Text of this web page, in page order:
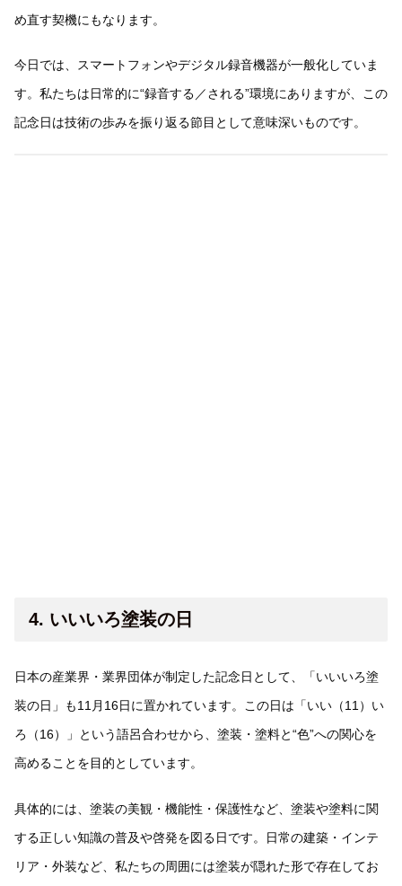
め直す契機にもなります。
今日では、スマートフォンやデジタル録音機器が一般化していま
す。私たちは日常的に“録音する／される”環境にありますが、この
記念日は技術の歩みを振り返る節目として意味深いものです。
4. いいいろ塗装の日
日本の産業界・業界団体が制定した記念日として、「いいいろ塗
装の日」も11月16日に置かれています。この日は「いい（11）い
ろ（16）」という語呂合わせから、塗装・塗料と“色”への関心を
高めることを目的としています。
具体的には、塗装の美観・機能性・保護性など、塗装や塗料に関
する正しい知識の普及や啓発を図る日です。日常の建築・インテ
リア・外装など、私たちの周囲には塗装が隠れた形で存在してお